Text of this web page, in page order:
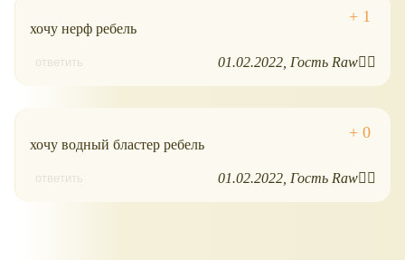
хочу нерф ребель
ответить 01.02.2022 Гость Raw❤️‍🔥
хочу водный бластер ребель
ответить 01.02.2022 Гость Raw❤️‍🔥